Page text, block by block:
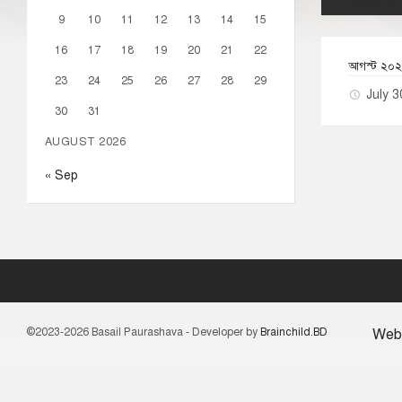
আগস্ট
July
AUGUST 2026
9 10 11 12 13 14 15
16 17 18 19 20 21 22
23 24 25 26 27 28 29
30 31
« Sep
©2023-2026 Basail Paurashava - Developer by Brainchild.BD